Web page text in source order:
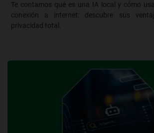
Te contamos qué es una IA local y cómo
conexión a internet: descubre sus
privacidad total.